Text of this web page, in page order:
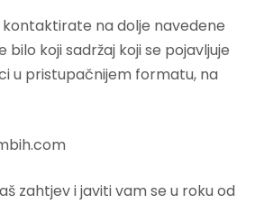
kontaktirate na dolje navedene
koji sadržaj koji se pojavljuje
u pristupačnijem formatu, na
zahtjev i javiti vam se u roku od